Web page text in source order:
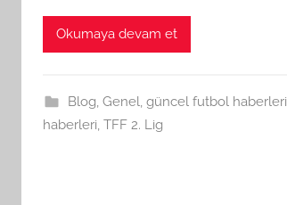
Okumaya devam et
Blog, Genel, güncel futbol haberleri
haberleri, TFF 2. Lig